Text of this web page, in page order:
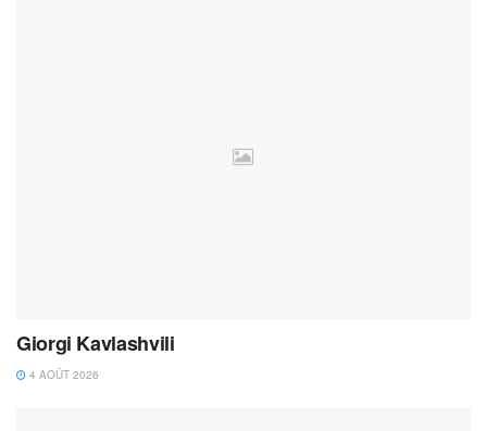
Giorgi Kavlashvili
4 AOÛT 2026